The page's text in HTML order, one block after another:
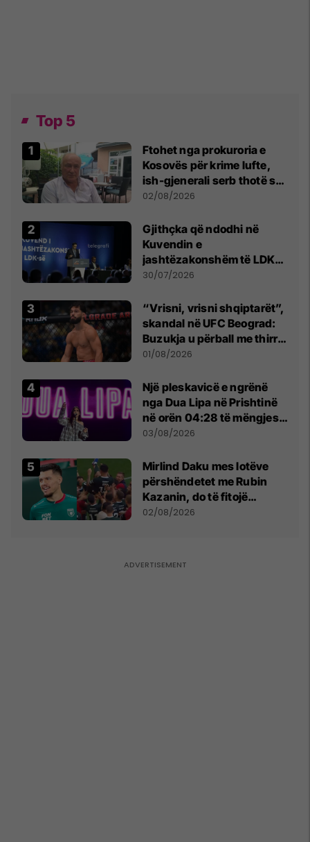
Top 5
Ftohet nga prokuroria e
Kosovës për krime lufte,
ish-gjenerali serb thotë se
dikush e tradhtoi në
02/08/2026
Gjithçka që ndodhi në
Kuvendin e
jashtëzakonshëm të LDK-
së
30/07/2026
“Vrisni, vrisni shqiptarët”,
skandal në UFC Beograd:
Buzukja u përball me thirrje
anti-shqiptare nga
01/08/2026
Një pleskavicë e ngrënë
nga Dua Lipa në Prishtinë
në orën 04:28 të mëngjesit
- dhe bota digjitale serbe
03/08/2026
Mirlind Daku mes lotëve
përshëndetet me Rubin
Kazanin, do të fitojë
miliona te Spartak Moska
02/08/2026